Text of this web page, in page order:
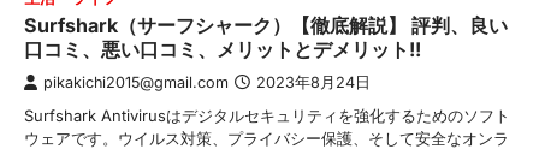
Surfshark（サーフシャーク）【徹底解説】 評判、良い
口コミ、悪い口コミ、メリットとデメリット!!
pikakichi2015@gmail.com 2023年8月24日
Surfshark Antivirusはデジタルセキュリティを強化するためのソフト
ウェアです。ウイルス対策、プライバシー保護、そして安全なオンラ